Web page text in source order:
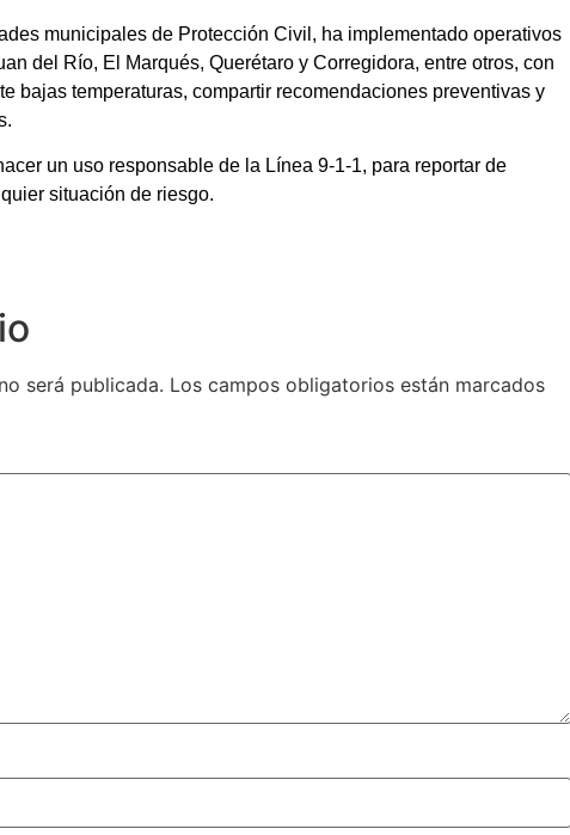
municipales de Protección Civil, ha implementado operativos
del Río, El Marqués, Querétaro y Corregidora, entre otros, con
bajas temperaturas, compartir recomendaciones preventivas y
un uso responsable de la Línea 9-1-1, para reportar de
situación de riesgo.
será publicada. Los campos obligatorios están marcados